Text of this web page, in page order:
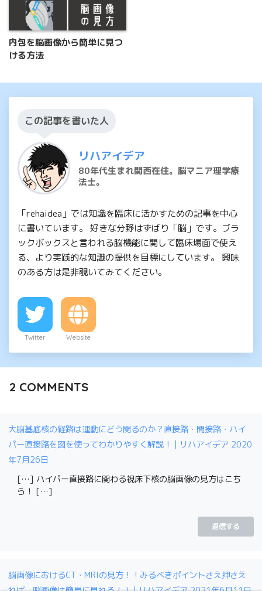
内包を脳画像から簡単に見つ
ける方法
この記事を書いた人
リハアイデア
80年代生まれ関西在住。脳マニア理学療
法士。
「rehaidea」では知識を臨床に活かすための記事を中心
に書いています。 好きな分野はずばり「脳」です。ブラ
ックボックスと言われる脳機能に関して臨床場面で使え
る、より実践的な知識の提供を目標にしています。 興味
のある方は是非覗いてみてください。
Twitter Website
2 COMMENTS
大脳基底核の経路は運動にどう関るのか？直接路・間接路・ハイ
パー直接路を図を使ってわかりやすく解説！ | リハアイデア 2020
年7月26日
[…] ハイパー直接路に関わる視床下核の脳画像の見方はこち
ら！ […]
返信する
脳画像におけるCT・MRIの見方！！みるべきポイントさえ押さえ